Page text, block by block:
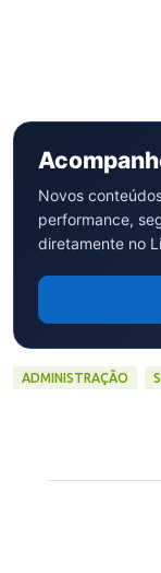
Novos
performance,
diretamente no
ADMINISTRAÇÃO